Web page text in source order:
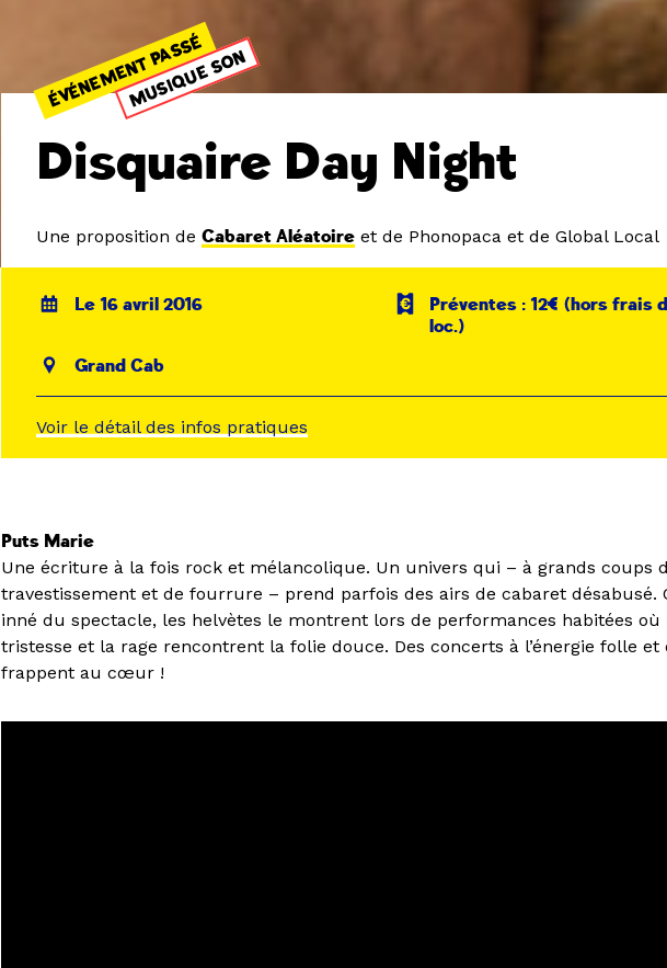
ÉVÉNEMENT PASSÉ
MUSIQUE SON
Disquaire Day Night
Une proposition deCabaret Aléatoire et de Phonopaca et de Global Local
Le 16 avril 2016
Préventes : 12€ (hors frais
loc.)
Grand Cab
Voir le détail des infos pratiques
Puts Marie
Une écriture à la fois rock et mélancolique. Un univers qui – à grands coups
travestissement et de fourrure – prend parfois des airs de cabaret désabusé.
inné du spectacle, les helvètes le montrent lors de performances habitées où
tristesse et la rage rencontrent la folie douce. Des concerts à l’énergie folle et
frappent au cœur !